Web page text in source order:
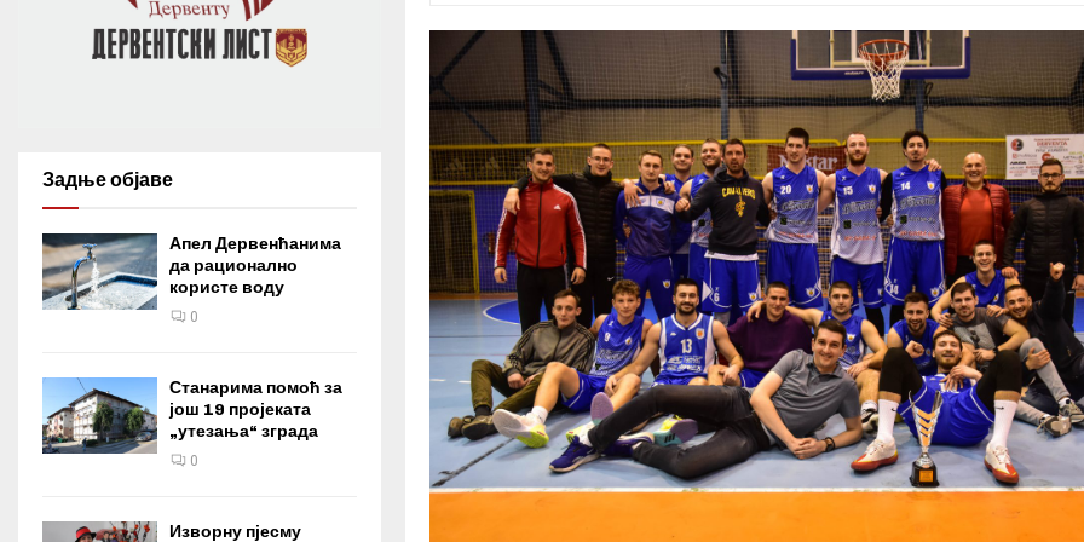
Задње објаве
Апел Дервенћанима
да рационално
користе воду
0
Станарима помоћ за
још 19 пројеката
„утезања“ зграда
0
Изворну пјесму